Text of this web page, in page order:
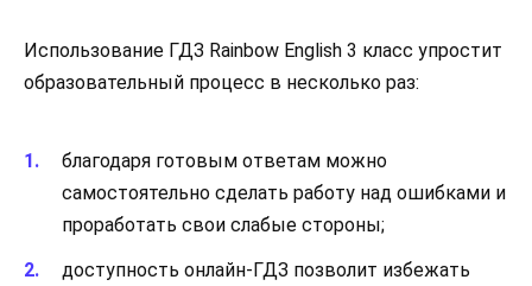
Использование ГДЗ Rainbow English 3 класс упростит
образовательный процесс в несколько раз:
благодаря готовым ответам можно
самостоятельно сделать работу над ошибками и
проработать свои слабые стороны;
доступность онлайн-ГДЗ позволит избежать